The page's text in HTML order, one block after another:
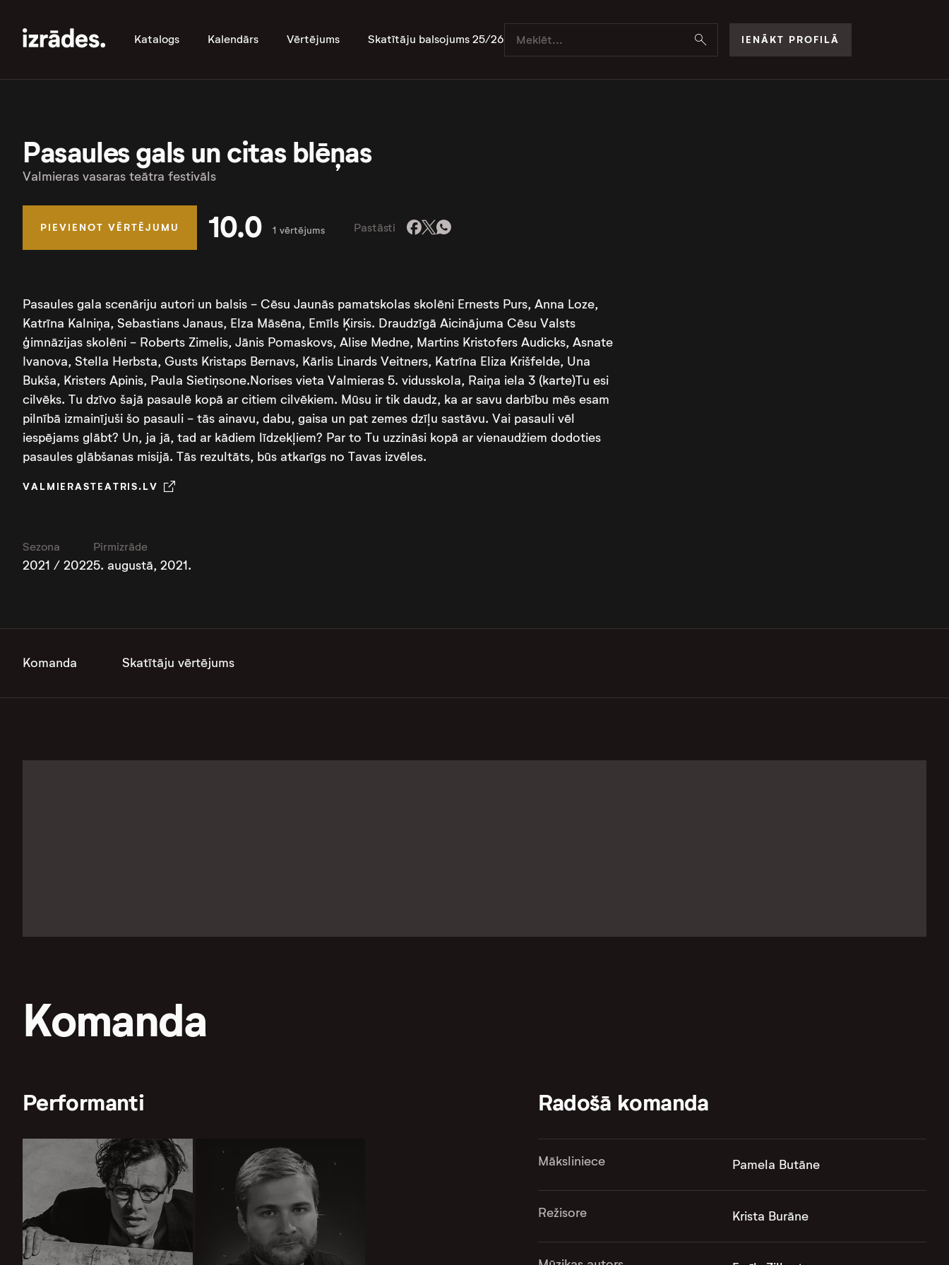
Katalogs Kalendārs Vērtējums Skatītāju balsojums 25/26 IENĀKT PROFILĀ
Pasaules gals un citas blēņas
Valmieras vasaras teātra festivāls
PIEVIENOT VĒRTĒJUMU 10.0 1 vērtējums Pastāsti
Pasaules gala scenāriju autori un balsis - Cēsu Jaunās pamatskolas skolēni Ernests Purs, Anna Loze,
Katrīna Kalniņa, Sebastians Janaus, Elza Māsēna, Emīls Ķirsis. Draudzīgā Aicinājuma Cēsu Valsts
ģimnāzijas skolēni - Roberts Zimelis, Jānis Pomaskovs, Alise Medne, Martins Kristofers Audicks, Asnate
Ivanova, Stella Herbsta, Gusts Kristaps Bernavs, Kārlis Linards Veitners, Katrīna Eliza Krišfelde, Una
Bukša, Kristers Apinis, Paula Sietiņsone.Norises vieta Valmieras 5. vidusskola, Raiņa iela 3 (karte)Tu esi
cilvēks. Tu dzīvo šajā pasaulē kopā ar citiem cilvēkiem. Mūsu ir tik daudz, ka ar savu darbību mēs esam
pilnībā izmainījuši šo pasauli - tās ainavu, dabu, gaisa un pat zemes dzīļu sastāvu. Vai pasauli vēl
iespējams glābt? Un, ja jā, tad ar kādiem līdzekļiem? Par to Tu uzzināsi kopā ar vienaudžiem dodoties
pasaules glābšanas misijā. Tās rezultāts, būs atkarīgs no Tavas izvēles.
VALMIERASTEATRIS.LV
Sezona
2021 / 2022
Pirmizrāde
5. augustā, 2021.
Komanda Skatītāju vērtējums
Komanda
Performanti Radošā komanda
Māksliniece Pamela Butāne
Režisore Krista Burāne